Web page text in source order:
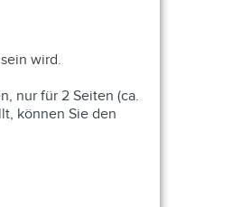
wird.
nur für 2 Seiten (ca.
können Sie den